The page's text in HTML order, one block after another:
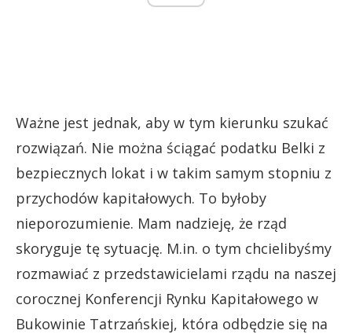
Ważne jest jednak, aby w tym kierunku szukać
rozwiązań. Nie można ściągać podatku Belki z
bezpiecznych lokat i w takim samym stopniu z
przychodów kapitałowych. To byłoby
nieporozumienie. Mam nadzieję, że rząd
skoryguje tę sytuację. M.in. o tym chcielibyśmy
rozmawiać z przedstawicielami rządu na naszej
corocznej Konferencji Rynku Kapitałowego w
Bukowinie Tatrzańskiej, która odbędzie się na